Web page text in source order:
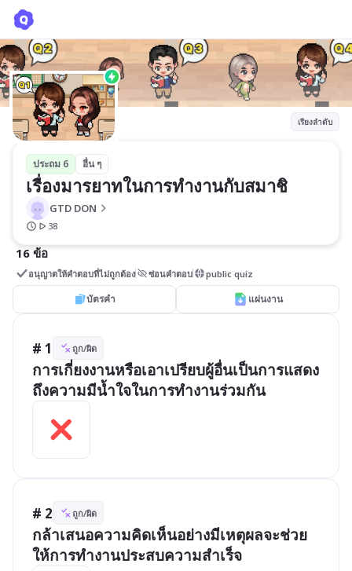
เรียงลำดับ
ประถม 6 อื่น ๆ
เรื่องมารยาทในการทำงานกับสมาชิ
GTD DON
38
16 ข้อ
อนุญาตให้คำตอบที่ไม่ถูกต้อง ซ่อนคำตอบ public quiz
บัตรคำ แผ่นงาน
# 1 ถูก/ผิด
การเกี่ยงงานหรือเอาเปรียบผู้อื่นเป็นการแสดง
ถึงความมีน้ำใจในการทำงานร่วมกัน
# 2 ถูก/ผิด
กล้าเสนอความคิดเห็นอย่างมีเหตุผลจะช่วย
ให้การทำงานประสบความสำเร็จ